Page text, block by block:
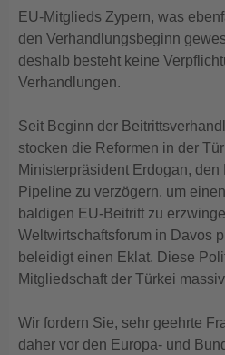
EU-Mitglieds Zypern, was
den Verhandlungsbeginn
deshalb besteht keine
Verhandlungen.
Seit Beginn der
stocken die Reformen in der
Ministerpräsident Erdogan,
Pipeline zu verzögern, um
baldigen EU-Beitritt zu
Weltwirtschaftsforum in Davos
beleidigt einen Eklat. Diese
Mitgliedschaft der Türkei
Wir fordern Sie, sehr geehrte
daher vor den Europa- und